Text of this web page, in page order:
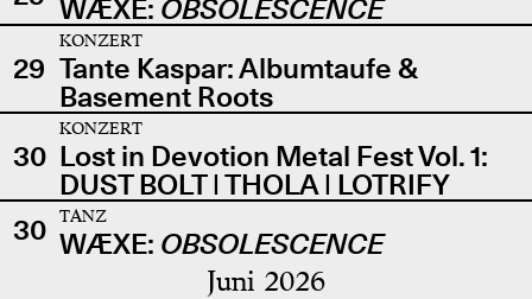
WÆXE: OBSOLESCENCE
29
KONZERT
Tante Kaspar: Albumtaufe &
Basement Roots
30
KONZERT
Lost in Devotion Metal Fest Vol. 1:
DUST BOLT | THOLA | LOTRIFY
30
TANZ
WÆXE: OBSOLESCENCE
Juni 2026